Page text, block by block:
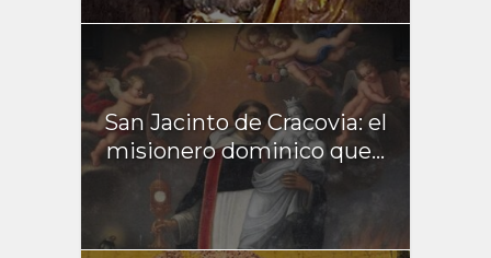
San Jacinto de Cracovia: el
misionero dominico que...